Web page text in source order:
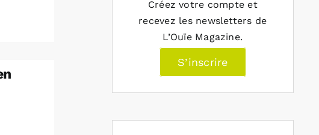
Créez votre compte et
recevez les newsletters de
L’Ouïe Magazine.
S’inscrire